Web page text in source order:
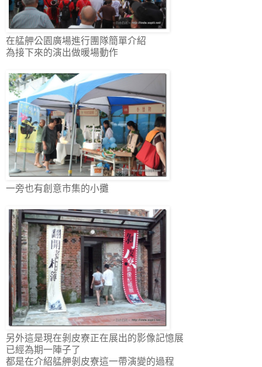
在艋舺公園廣場進行團隊簡單介紹
為接下來的演出做暖場動作
一旁也有創意市集的小攤
另外這是現在剝皮寮正在展出的影像記憶展
已經為期一陣子了
都是在介紹艋舺剝皮寮這一帶演變的過程